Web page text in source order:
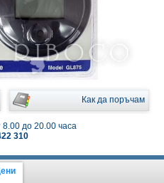
Как да поръчам
8.00 до 20.00 часа
310